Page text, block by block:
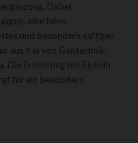
Dabei
eine feine
und besonders saftiges
aus frei von Gentechnik,
Ernährung mit Eicheln
für ein besonders